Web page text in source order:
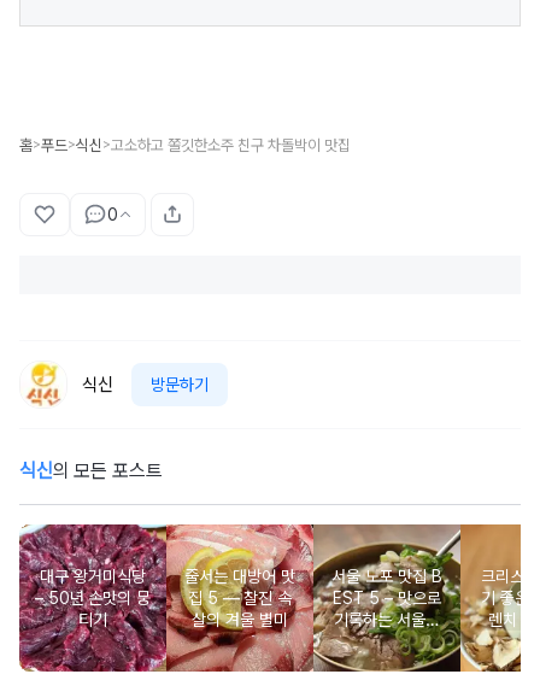
홈>푸드>식신 >고소하고 쫄깃한소주 친구 차돌박이 맛집
0
식신 방문하기
식신의 모든 포스트
대구 왕거미식당
– 50년 손맛의 뭉
티기
줄서는 대방어 맛
집 5 ― 찰진 속
살의 겨울 별미
서울 노포 맛집 B
EST 5 – 맛으로
기록하는 서울의
시간
크리스
기 좋은
렌치